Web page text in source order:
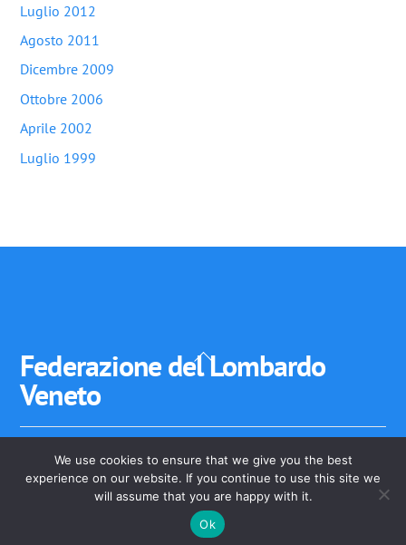
Luglio 2012
Agosto 2011
Dicembre 2009
Ottobre 2006
Aprile 2002
Luglio 1999
Back
To
Federazione del Lombardo
Veneto
Federazione del Lombardo-Veneto - Stato Veneto, Stato
dell'Insubria Stato di Mantova
We use cookies to ensure that we give you the best
experience on our website. If you continue to use this site we
will assume that you are happy with it.
Ok